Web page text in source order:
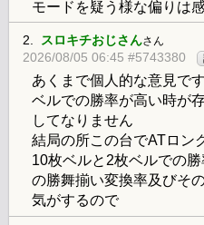
モードを疑う様な偏りは
2. スロキチおじさんさん
2026/08/05 06:45 #5743380
あくまで個人的な意見で
ベルでの勝率が高い時が
してなりません
結局の所この台でATロン
10枚ベルと2枚ベルでの
の勝舞揃い変換率及びそ
気がするので